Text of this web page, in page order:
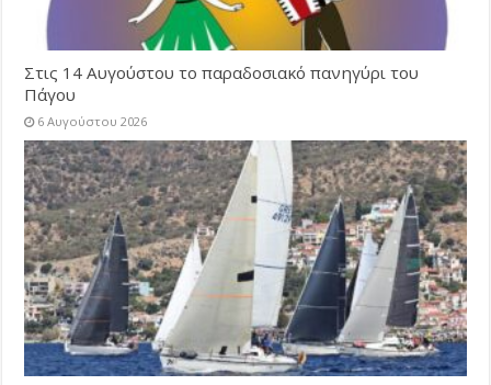
Στις 14 Αυγούστου το παραδοσιακό πανηγύρι του
Πάγου
6 Αυγούστου 2026